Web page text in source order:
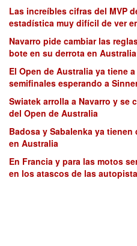
Las increíbles cifras del MVP
estadística muy difícil de ver
Navarro pide cambiar las
bote en su derrota en Australia
El Open de Australia ya tiene
semifinales esperando a
Swiatek arrolla a Navarro y se
del Open de Australia
Badosa y Sabalenka ya
en Australia
En Francia y para las motos
en los atascos de las